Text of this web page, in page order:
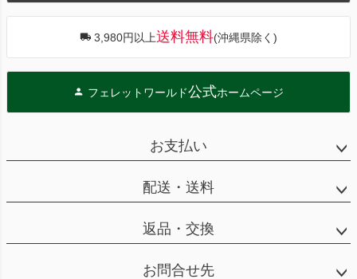
3,980円以上送料無料(沖縄県除く)
フェレットワールド公式ホームページ
お支払い
配送・送料
返品・交換
お問合せ先